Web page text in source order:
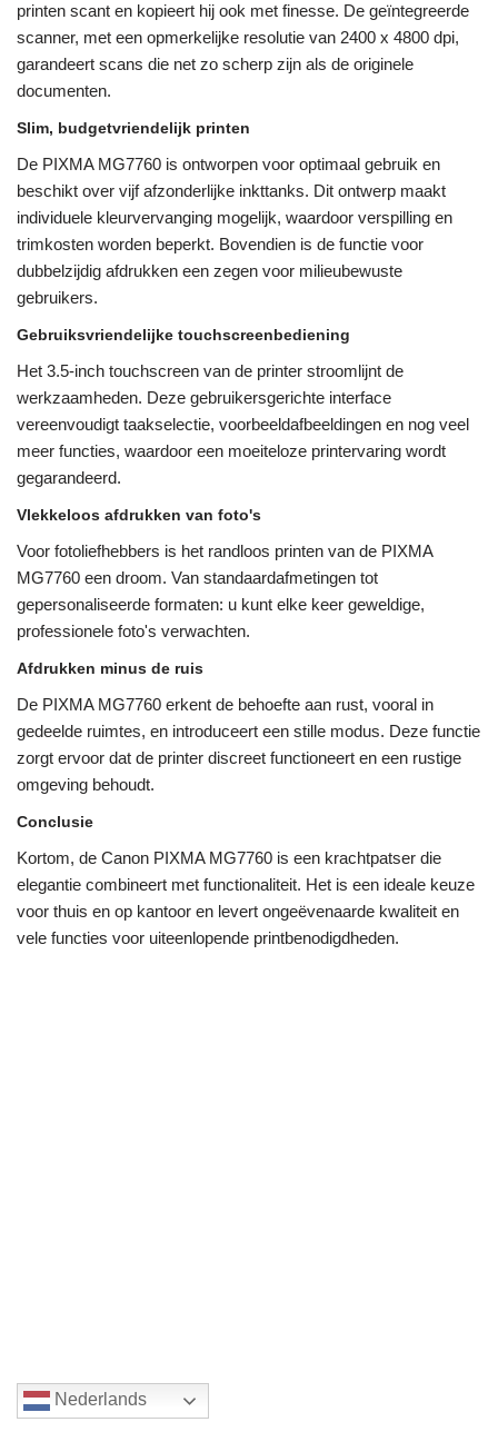
printen scant en kopieert hij ook met finesse. De geïntegreerde
scanner, met een opmerkelijke resolutie van 2400 x 4800 dpi,
garandeert scans die net zo scherp zijn als de originele
documenten.
Slim, budgetvriendelijk printen
De PIXMA MG7760 is ontworpen voor optimaal gebruik en
beschikt over vijf afzonderlijke inkttanks. Dit ontwerp maakt
individuele kleurvervanging mogelijk, waardoor verspilling en
trimkosten worden beperkt. Bovendien is de functie voor
dubbelzijdig afdrukken een zegen voor milieubewuste
gebruikers.
Gebruiksvriendelijke touchscreenbediening
Het 3.5-inch touchscreen van de printer stroomlijnt de
werkzaamheden. Deze gebruikersgerichte interface
vereenvoudigt taakselectie, voorbeeldafbeeldingen en nog veel
meer functies, waardoor een moeiteloze printervaring wordt
gegarandeerd.
Vlekkeloos afdrukken van foto's
Voor fotoliefhebbers is het randloos printen van de PIXMA
MG7760 een droom. Van standaardafmetingen tot
gepersonaliseerde formaten: u kunt elke keer geweldige,
professionele foto's verwachten.
Afdrukken minus de ruis
De PIXMA MG7760 erkent de behoefte aan rust, vooral in
gedeelde ruimtes, en introduceert een stille modus. Deze functie
zorgt ervoor dat de printer discreet functioneert en een rustige
omgeving behoudt.
Conclusie
Kortom, de Canon PIXMA MG7760 is een krachtpatser die
elegantie combineert met functionaliteit. Het is een ideale keuze
voor thuis en op kantoor en levert ongeëvenaarde kwaliteit en
vele functies voor uiteenlopende printbenodigdheden.
Nederlands